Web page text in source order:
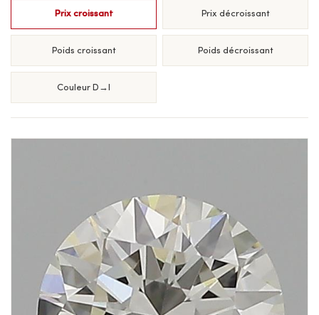
Prix croissant Prix décroissant
Poids croissant Poids décroissant
Couleur D→I